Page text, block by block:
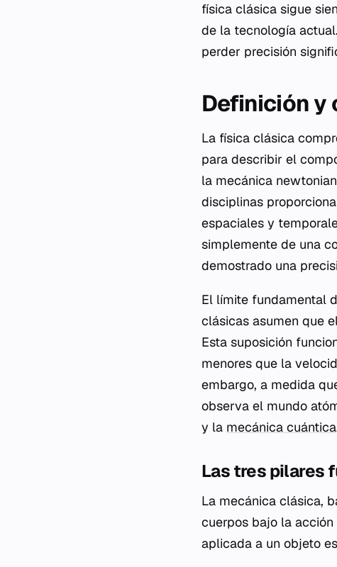
física clásica sigue
de la tecnología
perder precisión
Definición y
La física clásica
para describir el
la mecánica
disciplinas
espaciales y
simplemente de una
demostrado una
El límite fundamental
clásicas asumen que
Esta suposición
menores que la
embargo, a medida
observa el mundo
y la mecánica cuántica
Las tres pilares
La mecánica clásica,
cuerpos bajo la
aplicada a un objeto